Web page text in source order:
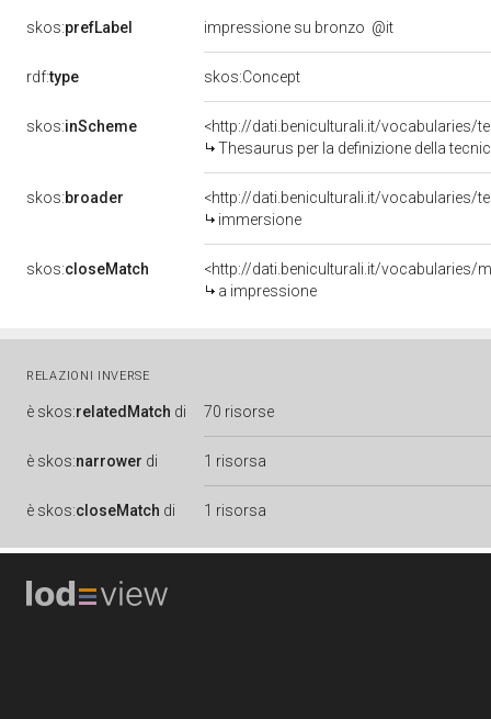
skos:prefLabel impressione su bronzo @it
rdf:type skos:Concept
skos:inScheme
<http://dati.beniculturali.it/vocabularies/
Thesaurus per la definizione della
skos:broader
<http://dati.beniculturali.it/vocabularies/
immersione
skos:closeMatch
<http://dati.beniculturali.it/vocabularies/
a impressione
RELAZIONI INVERSE
è skos:relatedMatch di 70 risorse
è skos:narrower di 1 risorsa
è skos:closeMatch di 1 risorsa